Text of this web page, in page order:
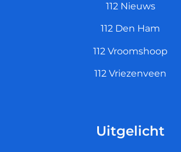
112 Nieuws
112 Den Ham
112 Vroomshoop
112 Vriezenveen
Uitgelicht